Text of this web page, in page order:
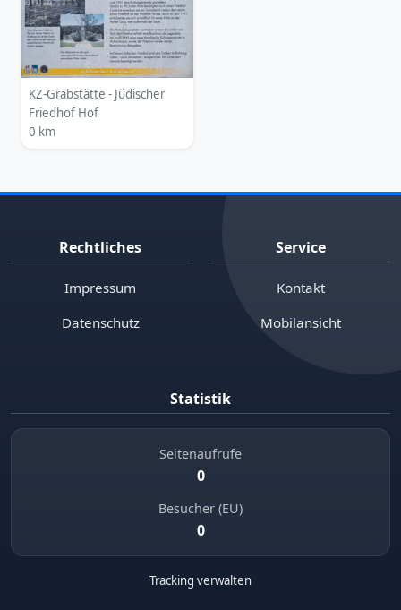
KZ-Grabstätte - Jüdischer
Friedhof Hof
0 km
Rechtliches
Impressum
Datenschutz
Service
Kontakt
Mobilansicht
Statistik
Seitenaufrufe
0
Besucher (EU)
0
Tracking verwalten